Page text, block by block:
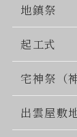
地鎮祭
起工式
宅神祭（
出雲屋敷